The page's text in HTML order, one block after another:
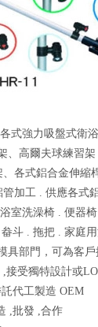
式強力吸盤式衛
、高爾夫球練習
各式鋁合金伸縮
加工 . 供應各式
室洗澡椅 . 便器
斗 . 拖把 . 家庭
部門，可為客戶
接受獨特設計或
代工製造 OEM
,批發 ,合作